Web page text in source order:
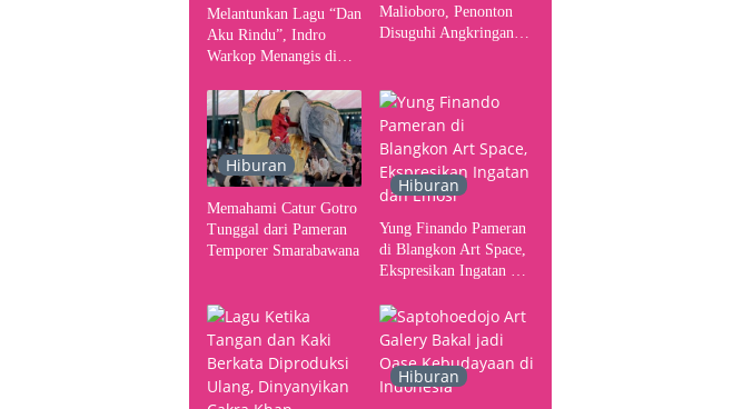
Melantunkan Lagu “Dan
Aku Rindu”, Indro
Warkop Menangis di
Malioboro, Penonton
Disuguhi Angkringan
Hiburan
Memahami Catur Gotro
Tunggal dari Pameran
Temporer Smarabawana
Hiburan
Yung Finando Pameran
di Blangkon Art Space,
Ekspresikan Ingatan dan
Hiburan